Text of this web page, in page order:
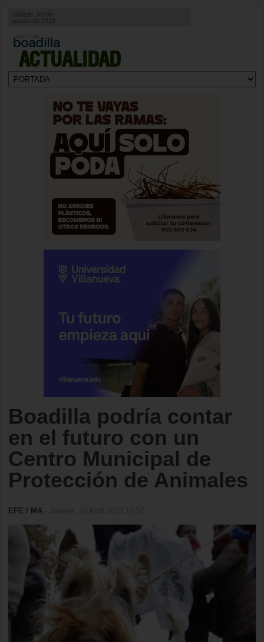
ACTUALIDAD
Sábado, 08 de
agosto de 2026
Boadilla podría contar
en el futuro con un
Centro Municipal de
Protección de Animales
EFE / MA